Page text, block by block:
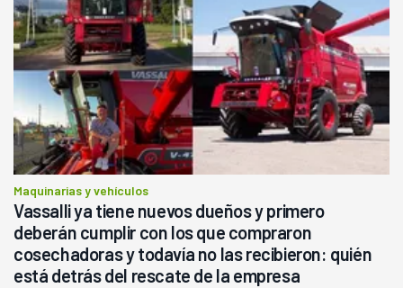
Maquinarias y vehículos
Vassalli ya tiene nuevos dueños y primero
deberán cumplir con los que compraron
cosechadoras y todavía no las recibieron: quién
está detrás del rescate de la empresa